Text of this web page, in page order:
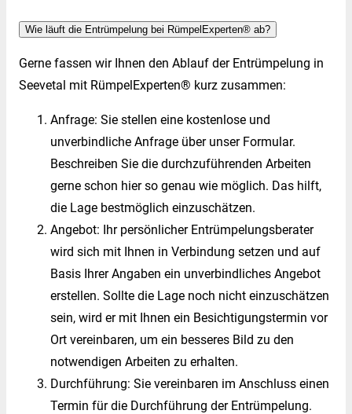
Wie läuft die Entrümpelung bei RümpelExperten® ab?
Gerne fassen wir Ihnen den Ablauf der Entrümpelung in
Seevetal mit RümpelExperten® kurz zusammen:
Anfrage: Sie stellen eine kostenlose und
unverbindliche Anfrage über unser Formular.
Beschreiben Sie die durchzuführenden Arbeiten
gerne schon hier so genau wie möglich. Das hilft,
die Lage bestmöglich einzuschätzen.
Angebot: Ihr persönlicher Entrümpelungsberater
wird sich mit Ihnen in Verbindung setzen und auf
Basis Ihrer Angaben ein unverbindliches Angebot
erstellen. Sollte die Lage noch nicht einzuschätzen
sein, wird er mit Ihnen ein Besichtigungstermin vor
Ort vereinbaren, um ein besseres Bild zu den
notwendigen Arbeiten zu erhalten.
Durchführung: Sie vereinbaren im Anschluss einen
Termin für die Durchführung der Entrümpelung.